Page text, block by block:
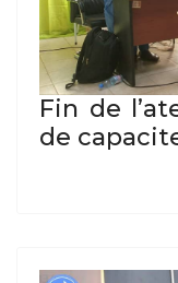
Fin de
de